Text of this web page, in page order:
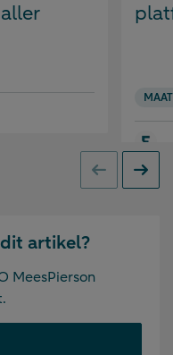
Vorige
artikel?
MeesPierson